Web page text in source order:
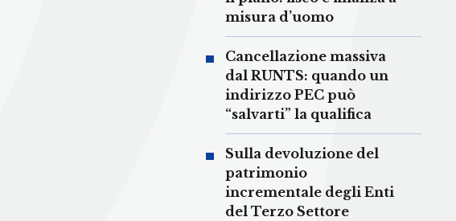
misura d’uomo
Cancellazione massiva
dal RUNTS: quando un
indirizzo PEC può
“salvarti” la qualifica
Sulla devoluzione del
patrimonio
incrementale degli Enti
del Terzo Settore